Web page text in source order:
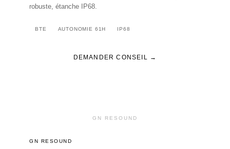
robuste, étanche IP68.
BTE AUTONOMIE 61H IP68
DEMANDER CONSEIL →
GN RESOUND
GN RESOUND